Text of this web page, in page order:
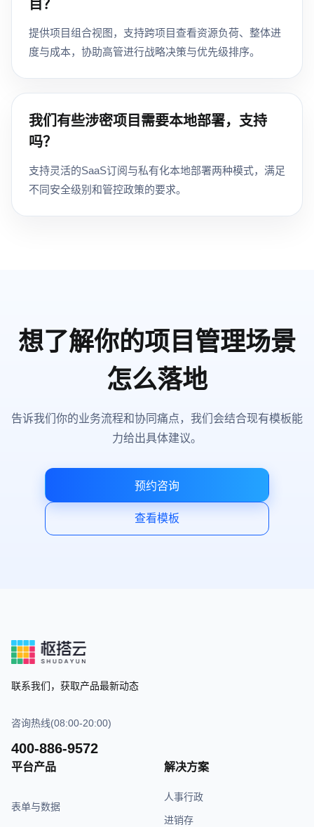
目？
提供项目组合视图，支持跨项目查看资源负荷、整体进
度与成本，协助高管进行战略决策与优先级排序。
我们有些涉密项目需要本地部署，支持
吗？
支持灵活的SaaS订阅与私有化本地部署两种模式，满足
不同安全级别和管控政策的要求。
想了解你的项目管理场景
怎么落地
告诉我们你的业务流程和协同痛点，我们会结合现有模板能
力给出具体建议。
预约咨询
查看模板
联系我们，获取产品最新动态
咨询热线(08:00-20:00)
400-886-9572
平台产品
表单与数据
解决方案
人事行政
进销存